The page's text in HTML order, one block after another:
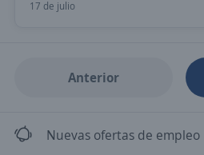
17 de julio
Anterior
Nuevas ofertas de empleo